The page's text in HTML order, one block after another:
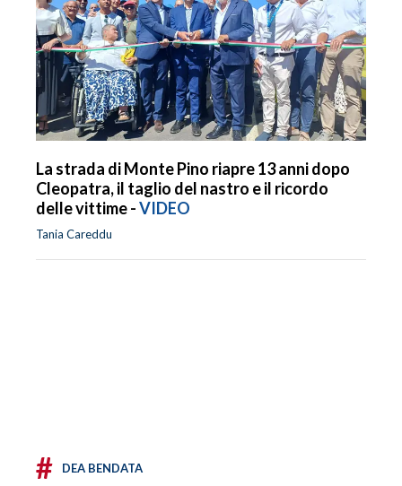
La strada di Monte Pino riapre 13 anni dopo
Cleopatra, il taglio del nastro e il ricordo
delle vittime -VIDEO
Tania Careddu
# DEA BENDATA